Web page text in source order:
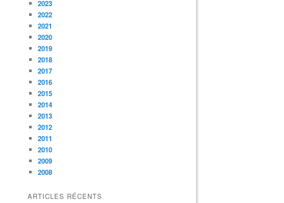
2023
2022
2021
2020
2019
2018
2017
2016
2015
2014
2013
2012
2011
2010
2009
2008
ARTICLES RÉCENTS